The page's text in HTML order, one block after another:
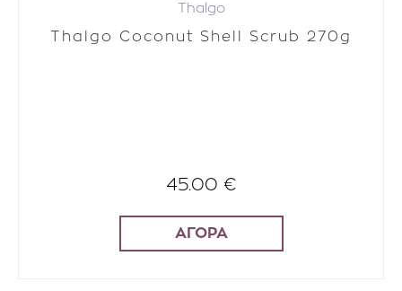
Thalgo
Thalgo Coconut Shell Scrub 270g
45.00 €
ΑΓΟΡΑ